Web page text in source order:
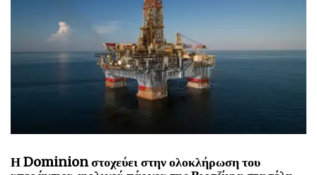
Η Dominion στοχεύει στην ολοκλήρωση του